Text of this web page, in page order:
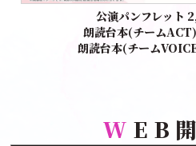
公演パンフレット
朗読台本(チーム
朗読台本(チーム
W EB